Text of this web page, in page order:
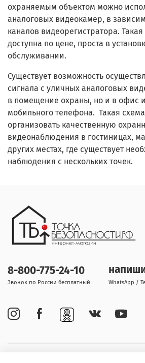
охраняемым объектом можно
аналоговых видеокамер, в
каналов видеорегистратора.
доступна по цене, проста в
обслуживании.
Существует возможность
сигнала с уличных аналоговых
в помещение охраны, но и в офис
мобильного телефона. Такая
организовать качественную
видеонаблюдения в гостиницах,
других местах, где существует
наблюдения с нескольких точек.
8-800-775-24-10
Звонок по России бесплатный WhatsApp /